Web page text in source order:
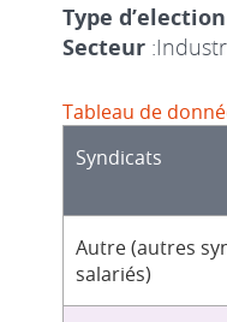
Type d’election
Secteur
Tableau de
Syndicats
Autre (autres
salariés)